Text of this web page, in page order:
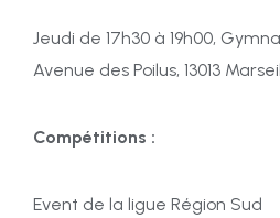
Jeudi de 17h30 à 19h00,
Avenue des Poilus, 13013
Compétitions :
Event de la ligue Région Sud